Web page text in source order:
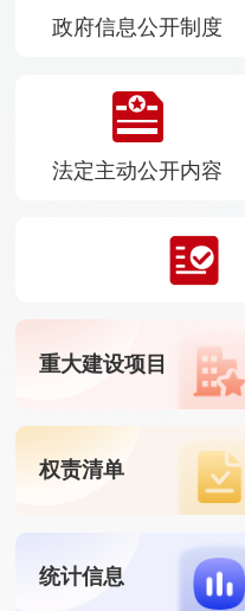
政府信息公开制度
法定主动公开内容
重大建设项目
权责清单
统计信息